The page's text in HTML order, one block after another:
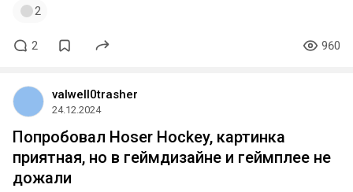
2
2 960
valwell0trasher
24.12.2024
Попробовал Hoser Hockey, картинка
приятная, но в геймдизайне и геймплее не
дожали